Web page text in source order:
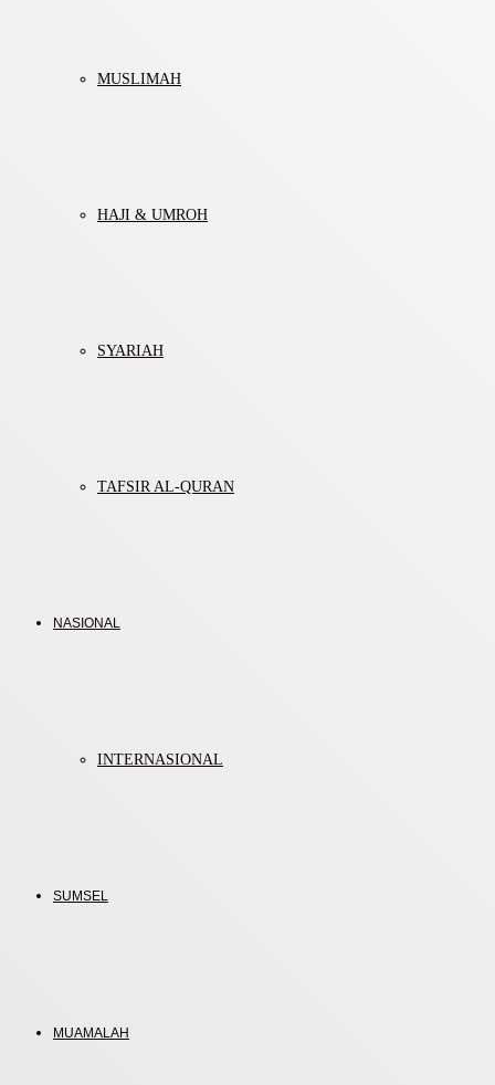
MUSLIMAH
HAJI & UMROH
SYARIAH
TAFSIR AL-QURAN
NASIONAL
INTERNASIONAL
SUMSEL
MUAMALAH